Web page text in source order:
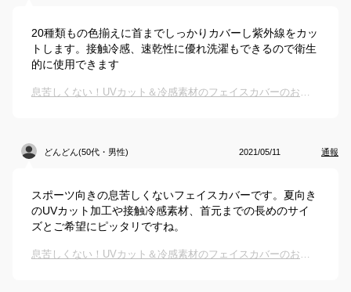
20種類もの色揃えに首までしっかりカバーし紫外線をカッ
トします。接触冷感、速乾性に優れ洗濯もできるので衛生
的に使用できます
息苦しくない！UVカット＆冷感素材のフェイスカバーのおすすめは？
どんどん(50代・男性) 2021/05/11 通報
スポーツ向きの息苦しくないフェイスカバーです。夏向き
のUVカット加工や接触冷感素材、首元までの長めのサイ
ズとご希望にピッタリですね。
息苦しくない！UVカット＆冷感素材のフェイスカバーのおすすめは？